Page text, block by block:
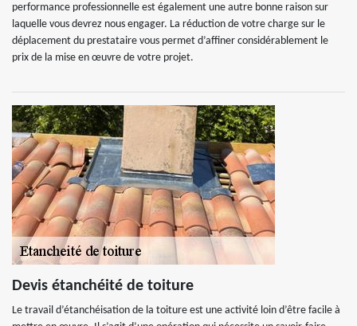
performance professionnelle est également une autre bonne raison sur
laquelle vous devrez nous engager. La réduction de votre charge sur le
déplacement du prestataire vous permet d’affiner considérablement le
prix de la mise en œuvre de votre projet.
Devis étanchéité de toiture
Le travail d’étanchéisation de la toiture est une activité loin d’être facile à